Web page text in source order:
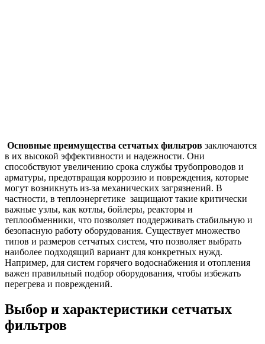
Основные преимущества сетчатых фильтров заключаются
в их высокой эффективности и надежности. Они
способствуют увеличению срока службы трубопроводов и
арматуры, предотвращая коррозию и повреждения, которые
могут возникнуть из-за механических загрязнений. В
частности, в теплоэнергетике защищают такие критически
важные узлы, как котлы, бойлеры, реакторы и
теплообменники, что позволяет поддерживать стабильную и
безопасную работу оборудования. Существует множество
типов и размеров сетчатых систем, что позволяет выбрать
наиболее подходящий вариант для конкретных нужд.
Например, для систем горячего водоснабжения и отопления
важен правильный подбор оборудования, чтобы избежать
перегрева и повреждений.
Выбор и характеристики сетчатых
фильтров